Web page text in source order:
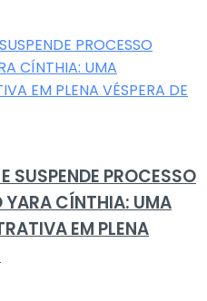
SUSPENDE PROCESSO
YARA CÍNTHIA: UMA
EM PLENA